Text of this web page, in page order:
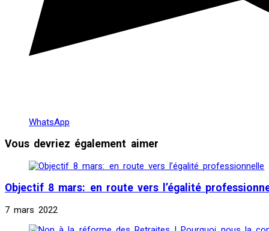
WhatsApp
Vous devriez également aimer
Objectif 8 mars: en route vers l’égalité
7 mars 2022